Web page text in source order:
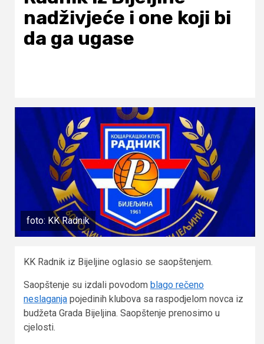
nadživjeće i one koji bi
da ga ugase
foto: KK Radnik
KK Radnik iz Bijeljine oglasio se saopštenjem.
Saopštenje su izdali povodom blago rečeno
neslaganja pojedinih klubova sa raspodjelom novca iz
budžeta Grada Bijeljina. Saopštenje prenosimo u
cjelosti.